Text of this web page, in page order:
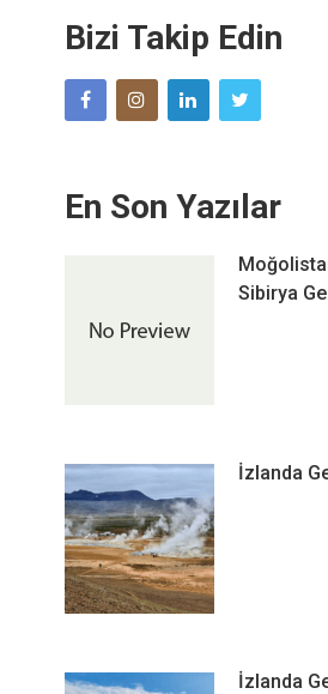
Bizi Takip Edin
En Son Yazılar
Sibirya
İzlanda
İzlanda